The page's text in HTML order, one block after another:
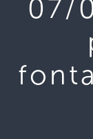
07/